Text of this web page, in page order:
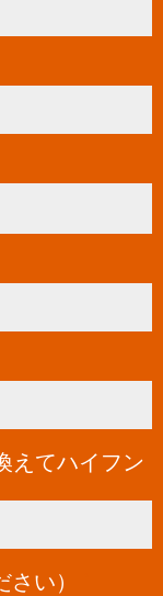
えてハイフン
い）